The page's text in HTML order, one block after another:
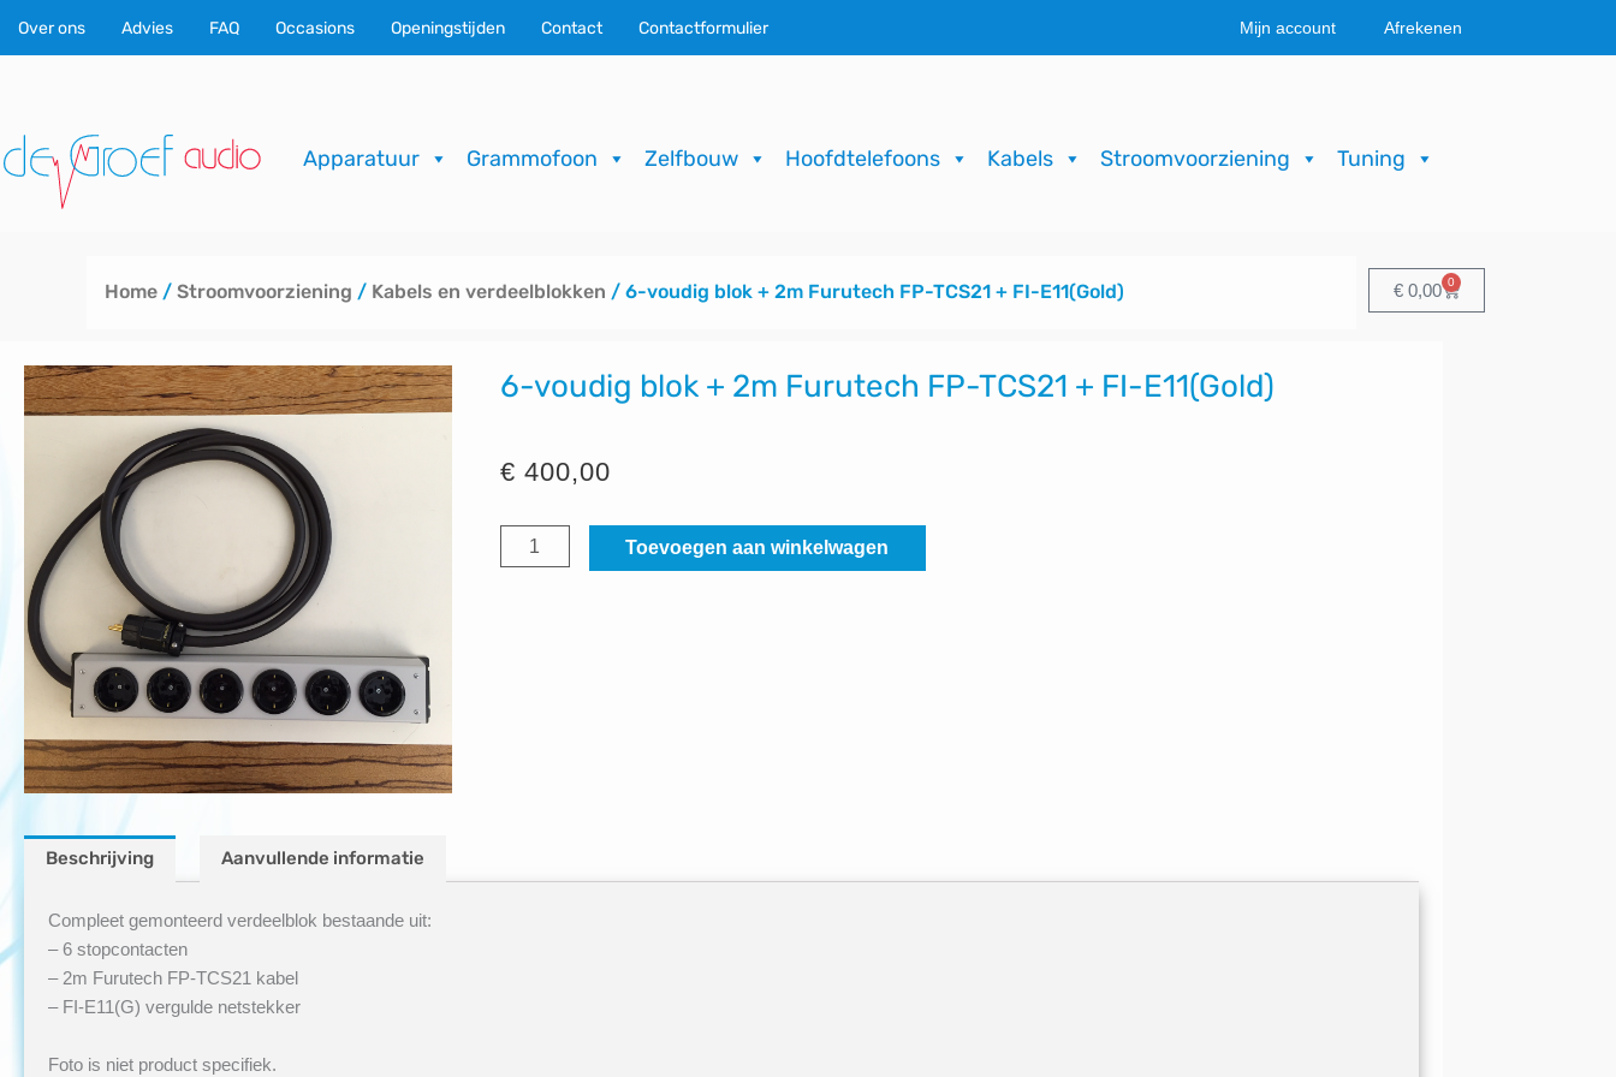
naar
Over ons Advies FAQ Occasions Openingstijden Contact Contactformulier Mijn account Afrekenen
Apparatuur Grammofoon Zelfbouw Hoofdtelefoons Kabels Stroomvoorziening Tuning
Home / Stroomvoorziening / Kabels en verdeelblokken / 6-voudig blok + 2m Furutech FP-TCS21 + FI-E11(Gold) € 0,00 0
Winkelwagen
6-voudig blok + 2m Furutech FP-TCS21 + FI-E11(Gold)
€ 400,00
Toevoegen aan winkelwagen
Beschrijving Aanvullende informatie
Compleet gemonteerd verdeelblok bestaande uit:
– 6 stopcontacten
– 2m Furutech FP-TCS21 kabel
– FI-E11(G) vergulde netstekker
Foto is niet product specifiek.